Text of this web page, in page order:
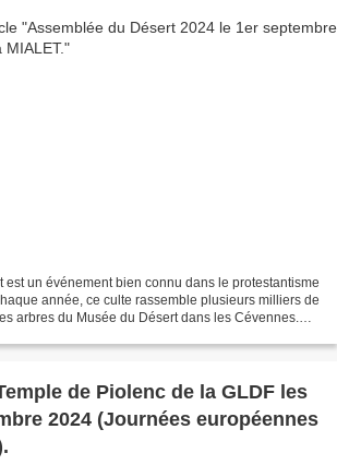
est un événement bien connu dans le protestantisme
année, ce culte rassemble plusieurs milliers de
arbres du Musée du Désert dans les Cévennes.
de Piolenc de la GLDF les
2024 (Journées européennes